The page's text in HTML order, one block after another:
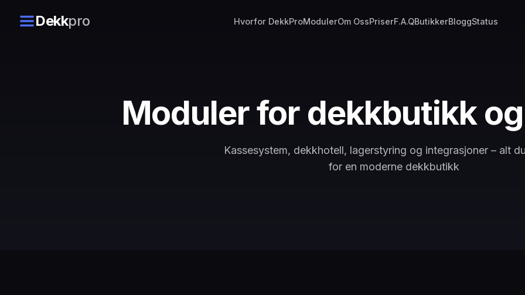
Dekkpro Hvorfor DekkProModulerOm OssPriserF.A.QButikkerBloggStatus
Moduler for dekkbutikk
Kassesystem, dekkhotell, lagerstyring og integrasjoner – alt
for en moderne dekkbutikk